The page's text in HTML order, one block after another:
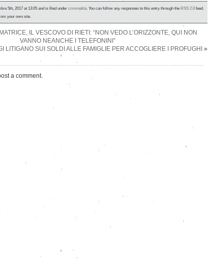
5th, 2017 at 13:05 and is filed undercriminalità. You can follow any responses to this entry through theRSS 2.0feed.
your own site.
IL VESCOVO DI RIETI: “NON VEDO L’ORIZZONTE, QUI NON
VANNO NEANCHE I TELEFONINI”
LITIGANO SUI SOLDI ALLE FAMIGLIE PER ACCOGLIERE I PROFUGHI »
a comment.